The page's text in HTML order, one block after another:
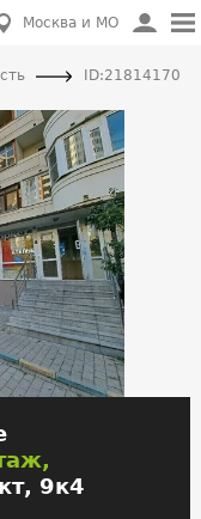
Москва и МО
ID:21814170
9к4